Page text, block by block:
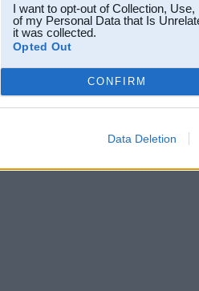
I want to opt-out of Collection,
of my Personal Data that Is
it was collected.
Opted Out
CONFIRM
Data Deletion